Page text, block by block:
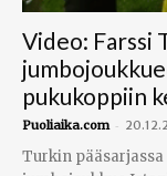
Video: Farssi
pukukoppiin
Puoliaika.com -
Turkin